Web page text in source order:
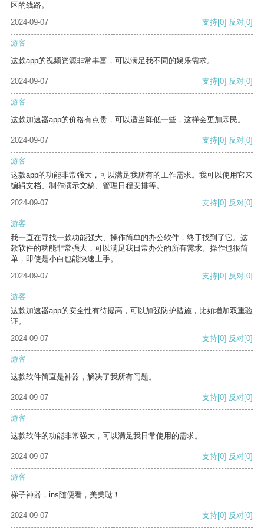
区的线路。
2024-09-07
支持[0] 反对[0]
游客
这款app的视频资源非常丰富，可以满足我不同的娱乐需求。
2024-09-07 支持[0] 反对[0]
游客
这款加速器app的价格有点贵，可以适当降低一些，这样会更加亲民。
2024-09-07 支持[0] 反对[0]
游客
这款app的功能非常强大，可以满足我所有的工作需求。我可以使用它来
编辑文档、制作演示文稿、管理日程安排等。
2024-09-07
支持[0] 反对[0]
游客
我一直在寻找一款功能强大、操作简单的办公软件，终于找到了它。这
款软件的功能非常强大，可以满足我日常办公的所有需求。操作也很简
单，即使是小白也能快速上手。
2024-09-07
支持[0] 反对[0]
游客
这款加速器app的安全性有待提高，可以加强防护措施，比如增加双重验
证。
2024-09-07
支持[0] 反对[0]
游客
这款软件简直是神器，解决了我所有问题。
2024-09-07 支持[0] 反对[0]
游客
这款软件的功能非常强大，可以满足我日常使用的需求。
2024-09-07 支持[0] 反对[0]
游客
梯子神器，ins随便看，美美哒！
2024-09-07 支持[0] 反对[0]